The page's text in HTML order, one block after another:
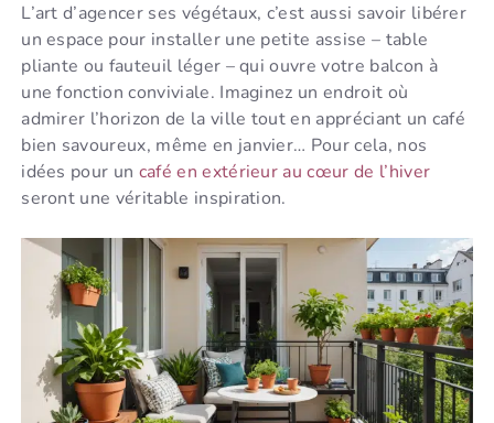
L’art d’agencer ses végétaux, c’est aussi savoir libérer
un espace pour installer une petite assise – table
pliante ou fauteuil léger – qui ouvre votre balcon à
une fonction conviviale. Imaginez un endroit où
admirer l’horizon de la ville tout en appréciant un café
bien savoureux, même en janvier… Pour cela, nos
idées pour un café en extérieur au cœur de l’hiver
seront une véritable inspiration.